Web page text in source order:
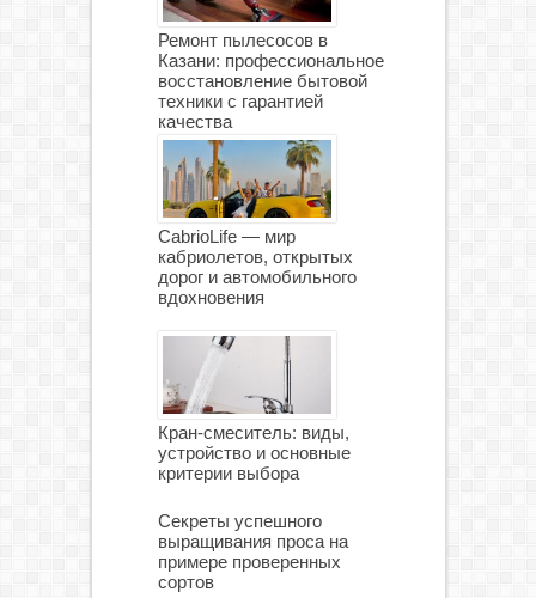
Ремонт пылесосов в
Казани: профессиональное
восстановление бытовой
техники с гарантией
качества
CabrioLife — мир
кабриолетов, открытых
дорог и автомобильного
вдохновения
Кран-смеситель: виды,
устройство и основные
критерии выбора
Секреты успешного
выращивания проса на
примере проверенных
сортов